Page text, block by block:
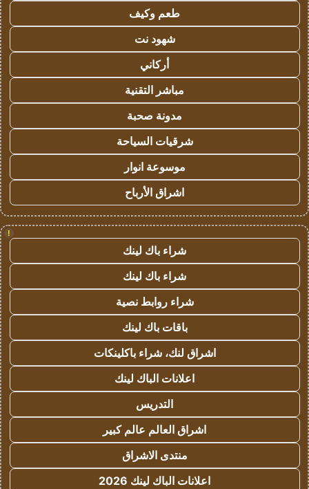
طعم وكيف
شهود نت
أركاني
مباشر التقنية
مدونة صحبة
شرقيات السياحة
موسوعة انوار
اشراق الأرباح
!
شراء باك لينك
شراء باك لينك
شراء روابط نصية
باقات باك لينك
اشراق لنك، شراء باكلينكات
اعلانات الباك لينك
التدريس
اشراق العالم عالم كبير
منتدى الاشراق
اعلانات الباك لينك 2026